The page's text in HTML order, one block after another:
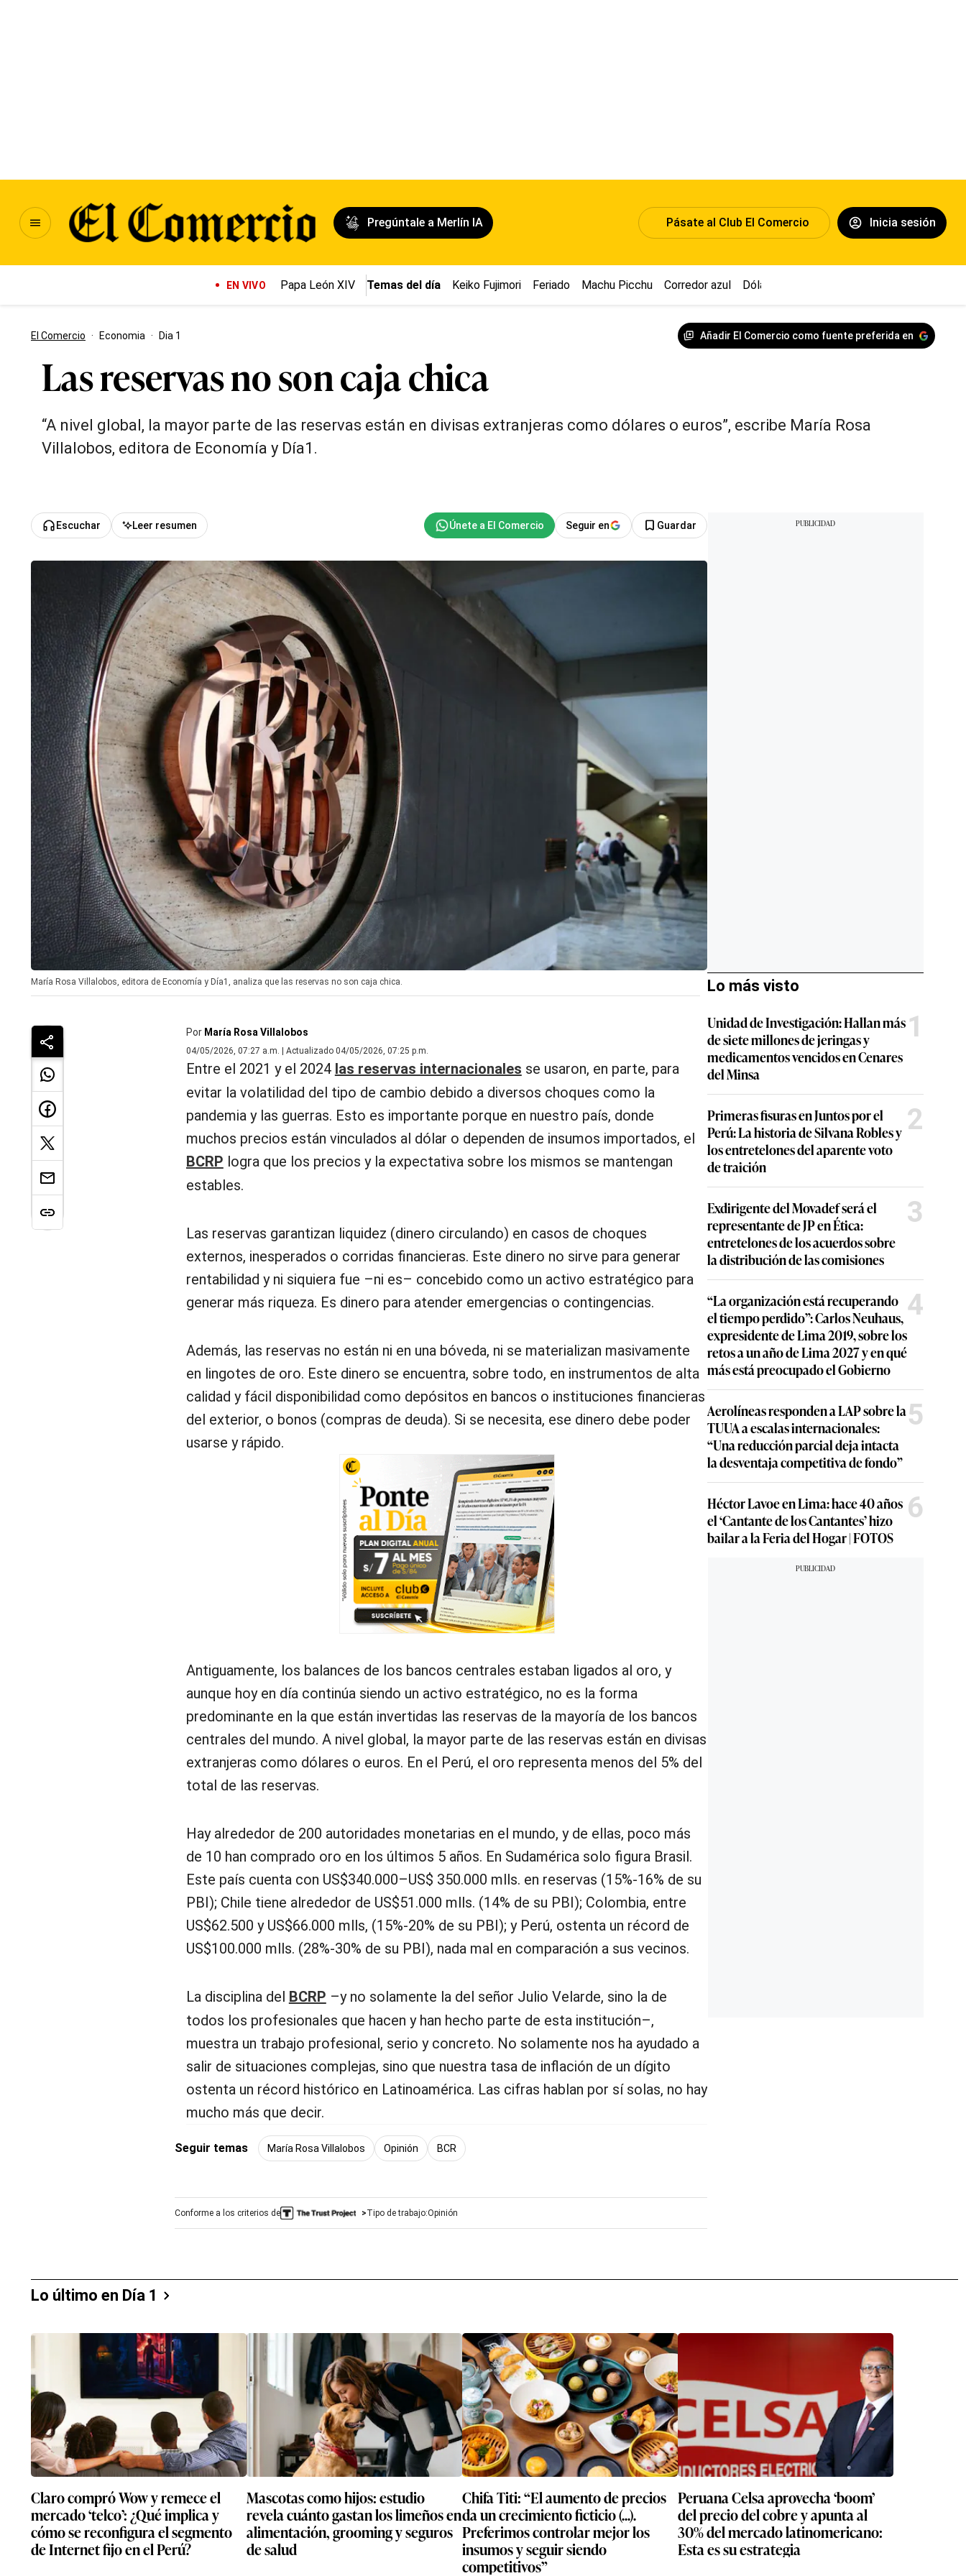
Pregúntale a Merlín IA Pásate al Club El Comercio Inicia sesión
EN VIVO Papa León XIV Temas del día Keiko Fujimori Feriado Machu Picchu Corredor azul Dólar
El Comercio · Economia · Dia 1 Añadir El Comercio como fuente preferida en
Las reservas no son caja chica
“A nivel global, la mayor parte de las reservas están en divisas extranjeras como dólares o euros”, escribe María Rosa
Villalobos, editora de Economía y Día1.
Escuchar Leer resumen Seguir en Guardar
María Rosa Villalobos, editora de Economía y Día1, analiza que las reservas no son caja chica.
Por María Rosa Villalobos
04/05/2026, 07:27 a.m. | Actualizado 04/05/2026, 07:25 p.m.
Entre el 2021 y el 2024 las reservas internacionales se usaron, en parte, para
evitar la volatilidad del tipo de cambio debido a diversos choques como la
pandemia y las guerras. Esto es importante porque en nuestro país, donde
muchos precios están vinculados al dólar o dependen de insumos importados, el
BCRP logra que los precios y la expectativa sobre los mismos se mantengan
estables.
Las reservas garantizan liquidez (dinero circulando) en casos de choques
externos, inesperados o corridas financieras. Este dinero no sirve para generar
rentabilidad y ni siquiera fue –ni es– concebido como un activo estratégico para
generar más riqueza. Es dinero para atender emergencias o contingencias.
Además, las reservas no están ni en una bóveda, ni se materializan masivamente
en lingotes de oro. Este dinero se encuentra, sobre todo, en instrumentos de alta
calidad y fácil disponibilidad como depósitos en bancos o instituciones financieras
del exterior, o bonos (compras de deuda). Si se necesita, ese dinero debe poder
usarse y rápido.
Antiguamente, los balances de los bancos centrales estaban ligados al oro, y
aunque hoy en día continúa siendo un activo estratégico, no es la forma
predominante en la que están invertidas las reservas de la mayoría de los bancos
centrales del mundo. A nivel global, la mayor parte de las reservas están en divisas
extranjeras como dólares o euros. En el Perú, el oro representa menos del 5% del
total de las reservas.
Hay alrededor de 200 autoridades monetarias en el mundo, y de ellas, poco más
de 10 han comprado oro en los últimos 5 años. En Sudamérica solo figura Brasil.
Este país cuenta con US$340.000–US$ 350.000 mlls. en reservas (15%-16% de su
PBI); Chile tiene alrededor de US$51.000 mlls. (14% de su PBI); Colombia, entre
US$62.500 y US$66.000 mlls, (15%-20% de su PBI); y Perú, ostenta un récord de
US$100.000 mlls. (28%-30% de su PBI), nada mal en comparación a sus vecinos.
La disciplina del BCRP –y no solamente la del señor Julio Velarde, sino la de
todos los profesionales que hacen y han hecho parte de esta institución–,
muestra un trabajo profesional, serio y concreto. No solamente nos ha ayudado a
salir de situaciones complejas, sino que nuestra tasa de inflación de un dígito
ostenta un récord histórico en Latinoamérica. Las cifras hablan por sí solas, no hay
mucho más que decir.
Seguir temas María Rosa Villalobos Opinión BCR
Conforme a los criterios de Tipo de trabajo:Opinión
Lo más visto
Unidad de Investigación: Hallan más
de siete millones de jeringas y
medicamentos vencidos en Cenares
del Minsa
1
Primeras fisuras en Juntos por el
Perú: La historia de Silvana Robles y
los entretelones del aparente voto
de traición
2
Exdirigente del Movadef será el
representante de JP en Ética:
entretelones de los acuerdos sobre
la distribución de las comisiones
3
“La organización está recuperando
el tiempo perdido”: Carlos Neuhaus,
expresidente de Lima 2019, sobre los
retos a un año de Lima 2027 y en qué
más está preocupado el Gobierno
4
Aerolíneas responden a LAP sobre la
TUUA a escalas internacionales:
“Una reducción parcial deja intacta
la desventaja competitiva de fondo”
5
Héctor Lavoe en Lima: hace 40 años
el ‘Cantante de los Cantantes’ hizo
bailar a la Feria del Hogar | FOTOS
6
Lo último en Día 1
Claro compró Wow y remece el
mercado ‘telco’: ¿Qué implica y
cómo se reconfigura el segmento
de Internet fijo en el Perú?
Mascotas como hijos: estudio
revela cuánto gastan los limeños en
alimentación, grooming y seguros
de salud
Chifa Titi: “El aumento de precios
da un crecimiento ficticio (...).
Preferimos controlar mejor los
insumos y seguir siendo
competitivos”
Peruana Celsa aprovecha ‘boom’
del precio del cobre y apunta al
30% del mercado latinomericano:
Esta es su estrategia